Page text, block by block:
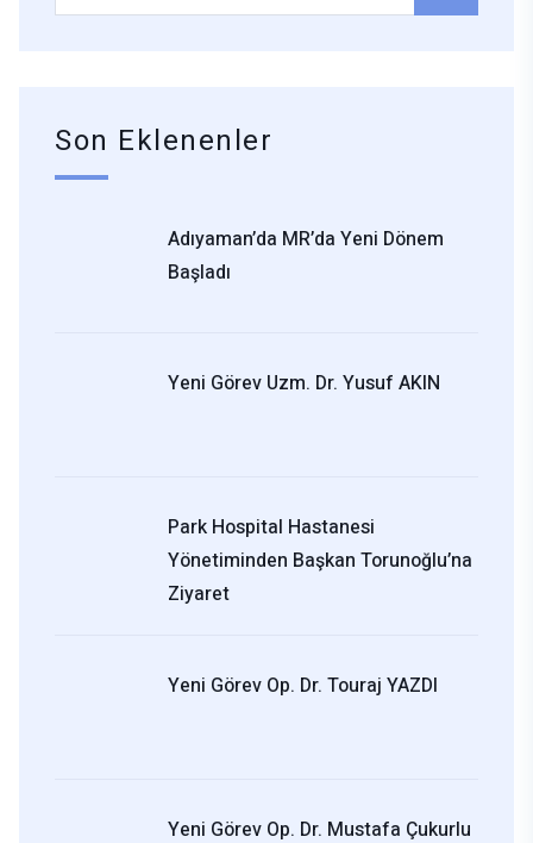
Son Eklenenler
Adıyaman’da MR’da Yeni Dönem
Başladı
Yeni Görev Uzm. Dr. Yusuf AKIN
Park Hospital Hastanesi
Yönetiminden Başkan Torunoğlu’na
Ziyaret
Yeni Görev Op. Dr. Touraj YAZDI
Yeni Görev Op. Dr. Mustafa Çukurlu